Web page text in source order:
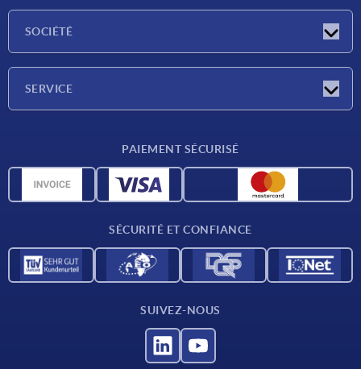
SOCIÉTÉ
SERVICE
Données CAO
PAIEMENT SÉCURISÉ
SÉCURITÉ ET CONFIANCE
SUIVEZ-NOUS